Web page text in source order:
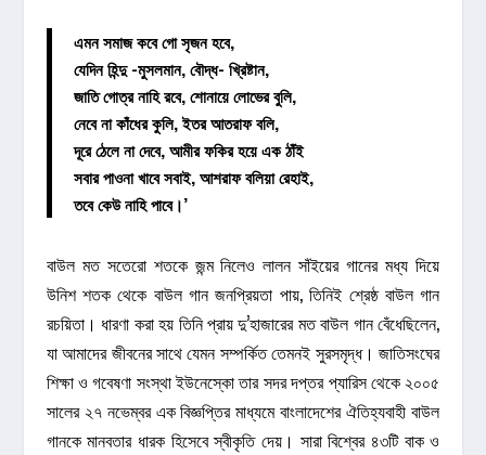
এমন সমাজ কবে গো সৃজন হবে,
যেদিন হিন্দু -মুসলমান, বৌদ্ধ- খ্রিষ্টান,
জাতি গোত্র নাহি রবে, শোনায়ে লোভের বুলি,
নেবে না কাঁধের কুলি, ইতর আতরাফ বলি,
দূরে ঠেলে না দেবে, আমীর ফকির হয়ে এক ঠাঁই
সবার পাওনা খাবে সবাই, আশরাফ বলিয়া রেহাই,
তবে কেউ নাহি পাবে।’
বাউল মত সতেরো শতকে জন্ম নিলেও লালন সাঁইয়ের গানের মধ্য দিয়ে
উনিশ শতক থেকে বাউল গান জনপ্রিয়তা পায়, তিনিই শ্রেষ্ঠ বাউল গান
রচয়িতা। ধারণা করা হয় তিনি প্রায় দু’হাজারের মত বাউল গান বেঁধেছিলেন,
যা আমাদের জীবনের সাথে যেমন সম্পর্কিত তেমনই সুরসমৃদ্ধ। জাতিসংঘের
শিক্ষা ও গবেষণা সংস্থা ইউনেস্কো তার সদর দপ্তর প্যারিস থেকে ২০০৫
সালের ২৭ নভেম্বর এক বিজ্ঞপ্তির মাধ্যমে বাংলাদেশের ঐতিহ্যবাহী বাউল
গানকে মানবতার ধারক হিসেবে স্বীকৃতি দেয়। সারা বিশ্বের ৪৩টি বাক ও